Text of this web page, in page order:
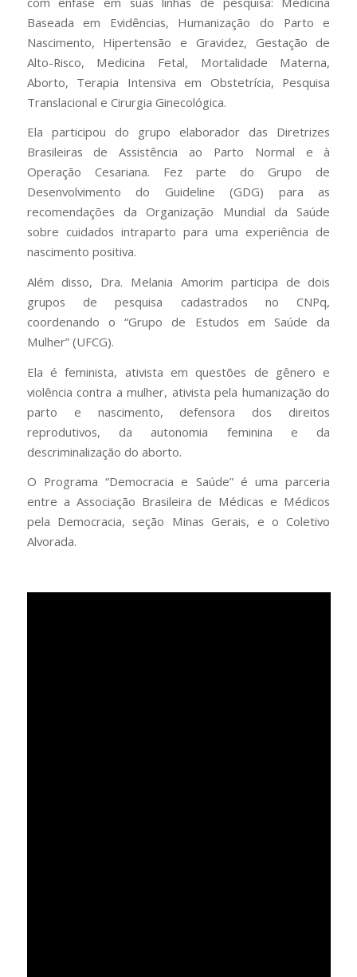
Baseada em Evidências, Humanização do Parto e
Nascimento, Hipertensão e Gravidez, Gestação de
Alto-Risco, Medicina Fetal, Mortalidade Materna,
Aborto, Terapia Intensiva em Obstetrícia, Pesquisa
Translacional e Cirurgia Ginecológica.
Ela participou do grupo elaborador das Diretrizes
Brasileiras de Assistência ao Parto Normal e à
Operação Cesariana. Fez parte do Grupo de
Desenvolvimento do Guideline (GDG) para as
recomendações da Organização Mundial da Saúde
sobre cuidados intraparto para uma experiência de
nascimento positiva.
Além disso, Dra. Melania Amorim participa de dois
grupos de pesquisa cadastrados no CNPq,
coordenando o “Grupo de Estudos em Saúde da
Mulher” (UFCG).
Ela é feminista, ativista em questões de gênero e
violência contra a mulher, ativista pela humanização do
parto e nascimento, defensora dos direitos
reprodutivos, da autonomia feminina e da
descriminalização do aborto.
O Programa “Democracia e Saúde” é uma parceria
entre a Associação Brasileira de Médicas e Médicos
pela Democracia, seção Minas Gerais, e o Coletivo
Alvorada.